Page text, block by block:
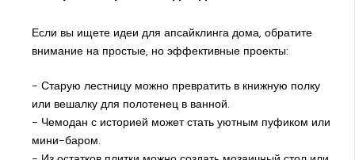
Если вы ищете идеи для апсайклинга дома, обратите
внимание на простые, но эффективные проекты:
- Старую лестницу можно превратить в книжную полку
или вешалку для полотенец в ванной.
- Чемодан с историей может стать уютным пуфиком или
мини-баром.